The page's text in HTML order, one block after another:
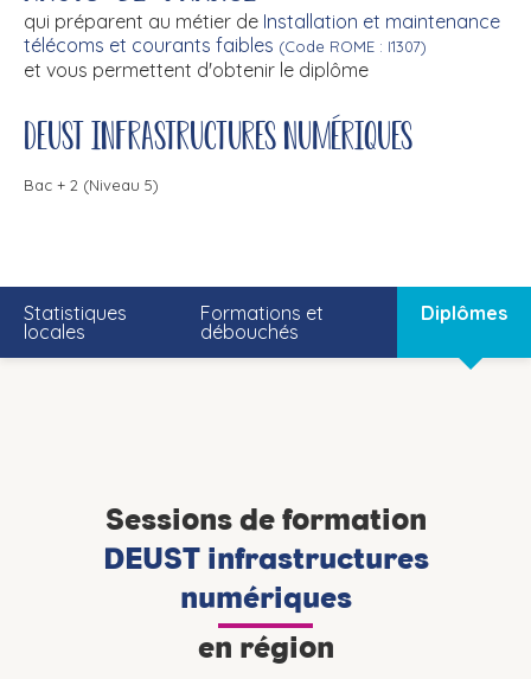
qui préparent au métier de Installation et maintenance
télécoms et courants faibles (Code ROME : I1307)
et vous permettent d'obtenir le diplôme
DEUST infrastructures numériques
Bac + 2 (Niveau 5)
Statistiques
locales
Formations et
débouchés
Diplômes
Sessions de formation
DEUST infrastructures
numériques
en région